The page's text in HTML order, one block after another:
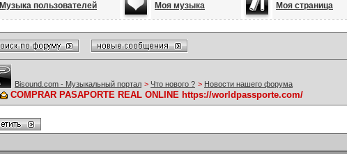
Музыка пользователей Моя музыка Моя страница
Bisound.com - Музыкальный портал > Что нового ? > Новости нашего форума
COMPRAR PASAPORTE REAL ONLINE https://worldpassporte.com/